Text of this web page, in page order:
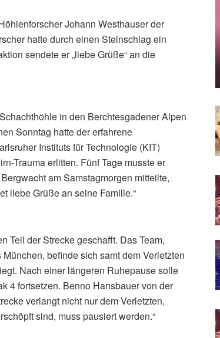
Johann Westhauser der
hatte durch einen Steinschlag ein
sendete er „liebe Grüße“ an die
in den Berchtesgadener Alpen
Sonntag hatte der erfahrene
Instituts für Technologie (KIT)
Trauma erlitten. Fünf Tage musste er
am Samstagmorgen mitteilte,
liebe Grüße an seine Familie.“
Teil der Strecke geschafft. Das Team,
befinde sich samt dem Verletzten
Nach einer längeren Ruhepause solle
4 fortsetzen. Benno Hansbauer von der
verlangt nicht nur dem Verletzten,
sind, muss pausiert werden.“